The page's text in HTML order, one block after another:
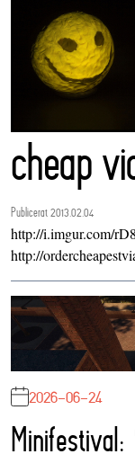
cheap
Publicerat 2013.02.04
http://i.imgur.com/
http://
2026-06-24